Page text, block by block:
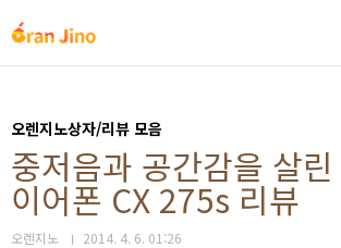
오렌지노상자/리뷰 모음
중저음과 공간감을 살
이어폰 CX 275s 리뷰
오렌지노 2014. 4. 6. 01:26